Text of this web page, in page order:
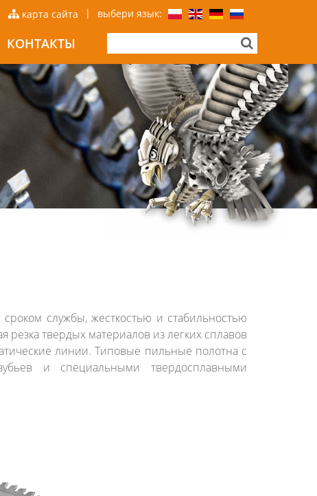
выбери язык:
|
карта сайта
КОНТАКТЫ
службы, жесткостью и стабильностью
твердых материалов из легких сплавов
линии. Типовые пильные полотна с
и специальными твердосплавными